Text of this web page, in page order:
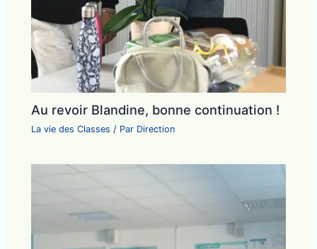
Au revoir Blandine, bonne continuation !
La vie des Classes / Par Direction